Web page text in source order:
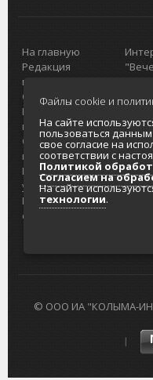
На главную
Редакция
портала
О проекте
Реклама на
портале
Отзывы и
предложения
Интернет-
услуги
Разработка
сайтов
© ООО ИА "КОЛЫМА-
Файлы cookie и
На сайте
пользоваться
свое согласие на
соответствии с
Политикой
Согласием на
На сайте
технологии.